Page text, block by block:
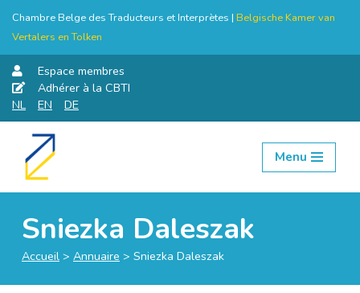
Chambre Belge des Traducteurs et Interprètes | Belgische Kamer van
Vertalers en Tolken
Espace membres
Adhérer à la CBTI
NL
EN DE
Aller
Menu
Sniezka Daleszak
Accueil > Annuaire > Sniezka Daleszak